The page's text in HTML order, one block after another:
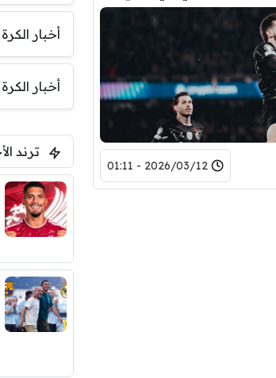
2026/03/12 - 01:11
اودينيزي
أخبار الكرة
أخبار
ترند